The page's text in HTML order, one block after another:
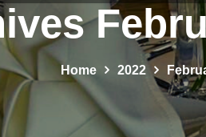
Home 2022